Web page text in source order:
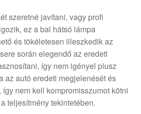
szeretné javítani, vagy profi
ez a bal hátsó lámpa
és tökéletesen illeszkedik az
során elegendő az eredeti
így nem igényel plusz
az autó eredeti megjelenését és
nem kell kompromisszumot kötni
teljesítmény tekintetében.